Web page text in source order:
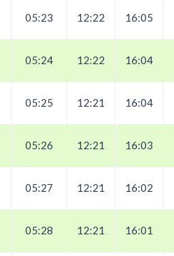
05:23 12:22 16:05
05:24 12:22 16:04
05:25 12:21 16:04
05:26 12:21 16:03
05:27 12:21 16:02
05:28 12:21 16:01